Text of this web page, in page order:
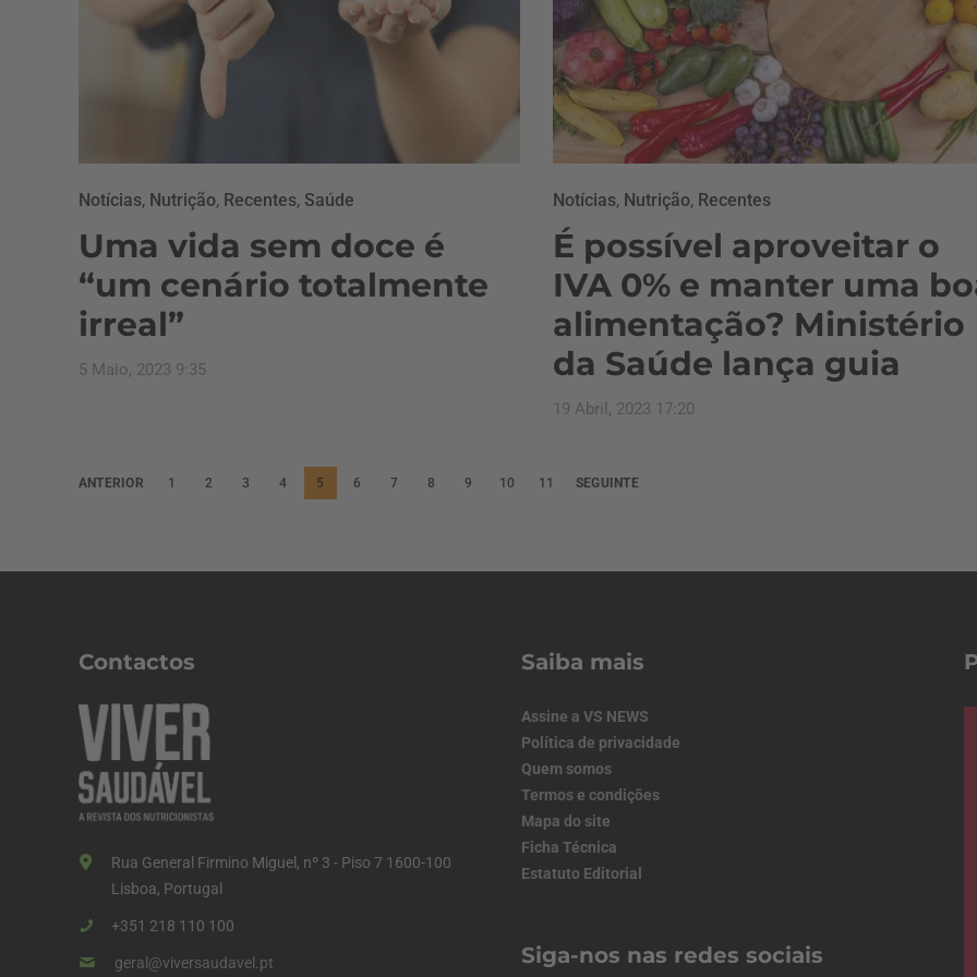
Notícias, Nutrição, Recentes, Saúde
Uma vida sem doce é
“um cenário totalmente
irreal”
5 Maio, 2023 9:35
Notícias, Nutrição, Recentes
É possível aproveitar o
IVA 0% e manter uma
alimentação? Ministério
da Saúde lança guia
19 Abril, 2023 17:20
P
a
ã
o
d
o
s
o
n
ANTERIOR 1 2 3 4 5 6 7 8 9 10 11 SEGUINTE
Contactos
Rua General Firmino Miguel, nº 3 - Piso 7 1600-100
Lisboa, Portugal
+351 218 110 100
geral@viversaudavel.pt
Saiba mais
Assine a VS NEWS
Política de privacidade
Quem somos
Termos e condições
Mapa do site
Ficha Técnica
Estatuto Editorial
Siga-nos nas redes sociais